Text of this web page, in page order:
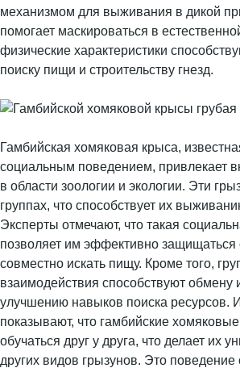
механизмом для выживания в дикой
помогает маскироваться в
физические характеристики
поиску пищи и строительству гнезд.
Гамбийская хомяковая крыса,
социальным поведением, привлекает
в области зоологии и экологии. Эти
группах, что способствует их
Эксперты отмечают, что такая
позволяет им эффективно защищаться
совместно искать пищу. Кроме того,
взаимодействия способствуют
улучшению навыков поиска ресурсов.
показывают, что гамбийские
обучаться друг у друга, что делает их
других видов грызунов. Это